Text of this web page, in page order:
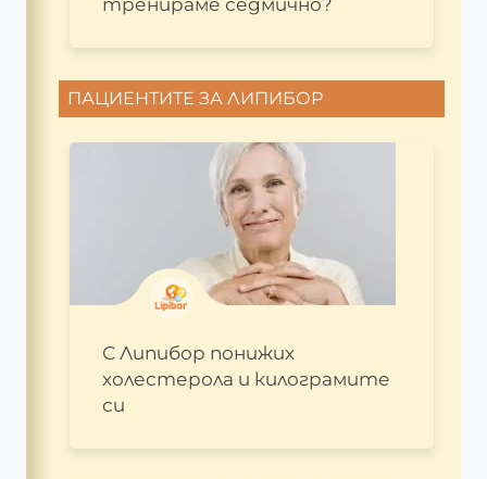
тренираме седмично?
ПАЦИЕНТИТЕ ЗА ЛИПИБОР
С Липибор понижих
холестерола и килограмите
си